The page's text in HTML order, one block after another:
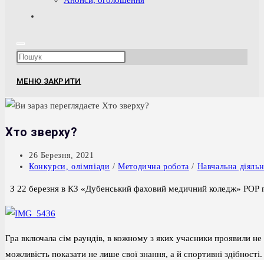
веб-
сайті
close
МЕНЮ ЗАКРИТИ
Хто зверху?
Запис
опубліковано:
26 Березня, 2021
Категорія
Конкурси, олімпіади / Методична робота / Навчальна
З 22 березня в КЗ «Дубенський фаховий медичний коледж» РОР
Гра включала сім раундів, в кожному з яких учасники проявили не
можливість показати не лише свої знання, а й спортивні